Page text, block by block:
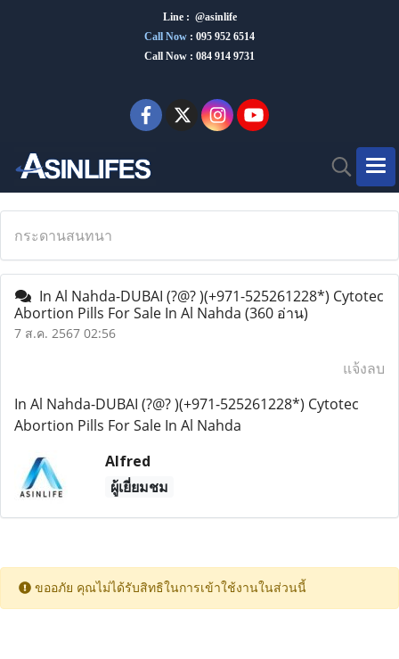
Line : @asinlife
Call Now : 095 952 6514
Call Now : 084 914 9731
กระดานสนทนา
In Al Nahda-DUBAI (?@? )(+971-525261228*) Cytotec
Abortion Pills For Sale In Al Nahda (360 อ่าน)
7 ส.ค. 2567 02:56
แจ้งลบ
In Al Nahda-DUBAI (?@? )(+971-525261228*) Cytotec
Abortion Pills For Sale In Al Nahda
Alfred
ผู้เยี่ยมชม
ขออภัย คุณไม่ได้รับสิทธิในการเข้าใช้งานในส่วนนี้